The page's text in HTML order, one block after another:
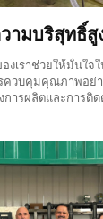
ามบริสุทธิ์
งเราช่วยให้มั่นใ
ควบคุมคุณภาพอย่า
การผลิตและการติด